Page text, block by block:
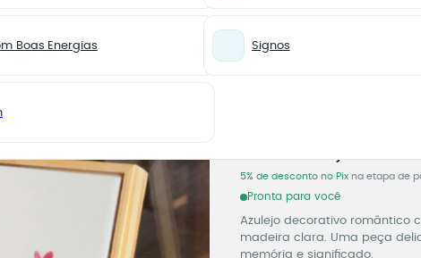
Boas Energias Signos
Azulejo
Azulejo
5% de desconto no Pix na etapa de
Pronta para você
Azulejo decorativo romântico
madeira clara. Uma peça
memória e significado.